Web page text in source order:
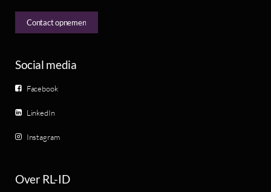
Contact opnemen
Social media
Facebook
LinkedIn
Instagram
Over RL-ID